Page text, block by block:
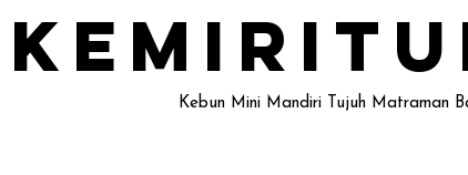
Kebun Mini Mandiri Tujuh Matraman